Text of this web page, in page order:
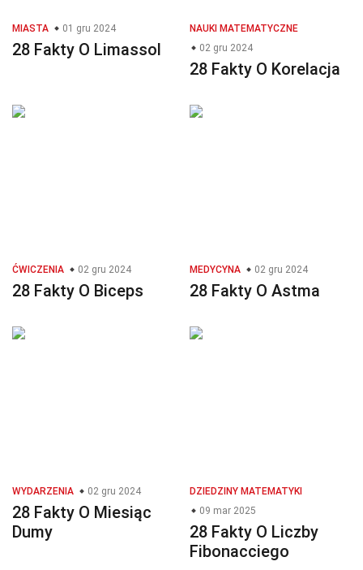
MIASTA 01 gru 2024
28 Fakty O Limassol
NAUKI MATEMATYCZNE
02 gru 2024
28 Fakty O Korelacja
ĆWICZENIA 02 gru 2024
28 Fakty O Biceps
MEDYCYNA 02 gru 2024
28 Fakty O Astma
WYDARZENIA 02 gru 2024
28 Fakty O Miesiąc
Dumy
DZIEDZINY MATEMATYKI
09 mar 2025
28 Fakty O Liczby
Fibonacciego